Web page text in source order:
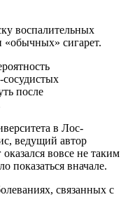
воспалительных
«обычных» сигарет.
после
в Лос-
ведущий автор
вовсе не таким
показаться вначале.
связанных с